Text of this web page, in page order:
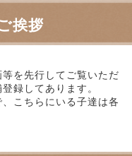
挨拶
を先行してご覧いただ
録してあります。
こちらにいる子達は各